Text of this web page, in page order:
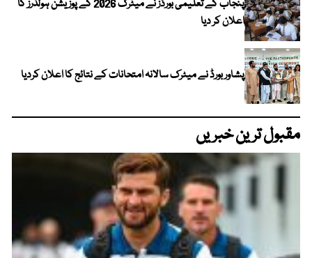
پنجاب کے تعلیمی بورڈز نے میٹرک 2026 کے پوزیشن ہولڈرز کا
اعلان کر دیا
پشاور بورڈ نے میٹرک سالانہ امتحانات کے نتائج کا اعلان کردیا
مقبول ترین خبریں